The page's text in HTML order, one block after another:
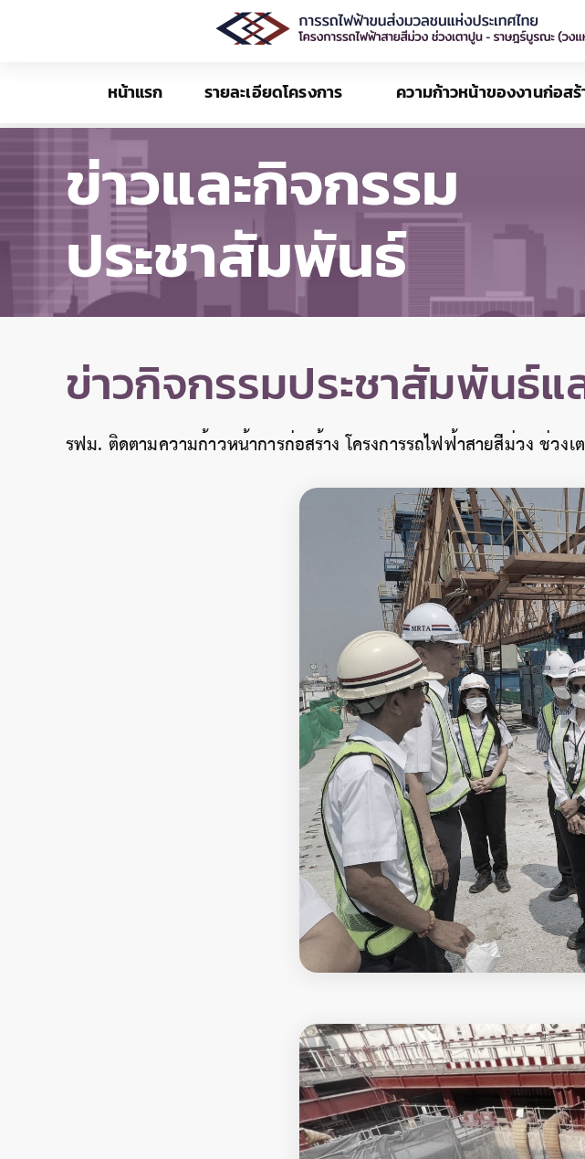
หน้าแรก รายละเอียดโครงการ ความก้าวหน้าของงานก่อสร้
ข่าวและกิจกรรม
ประชาสัมพันธ์
ข่าวกิจกรรมประชาสัมพันธ์
รฟม. ติดตามความก้าวหน้าการก่อสร้าง โครงการรถไฟฟ้าสายสีม่วง ช่ว